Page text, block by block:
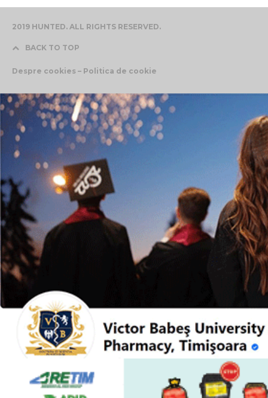
2019 HUNTED. ALL RIGHTS RESERVED.
BACK TO TOP
Despre cookies – Politica de cookie